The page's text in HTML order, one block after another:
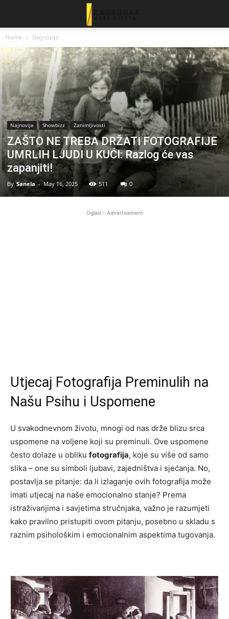
Home Najnovije
Najnovije Showbizz Zanimljivosti
ZAŠTO NE TREBA DRŽATI FOTOGRAFIJE
UMRLIH LJUDI U KUĆI: Razlog će vas
zapanjiti!
By Sanela - May 16, 2025 511 0
Oglasi - Advertisement
Utjecaj Fotografija Preminulih na
Našu Psihu i Uspomene
U svakodnevnom životu, mnogi od nas drže blizu srca
uspomene na voljene koji su preminuli. Ove uspomene
često dolaze u obliku fotografija, koje su više od samo
slika – one su simboli ljubavi, zajedništva i sjećanja. No,
postavlja se pitanje: da li izlaganje ovih fotografija može
imati utjecaj na naše emocionalno stanje? Prema
istraživanjima i savjetima stručnjaka, važno je razumjeti
kako pravilno pristupiti ovom pitanju, posebno u skladu s
raznim psihološkim i emocionalnim aspektima tugovanja.